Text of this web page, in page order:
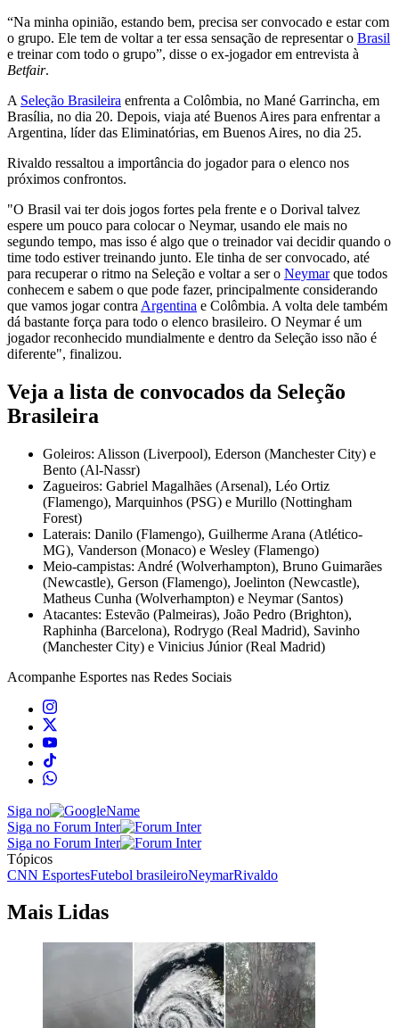
“Na minha opinião, estando bem, precisa ser convocado e estar com
o grupo. Ele tem de voltar a ter essa sensação de representar o Brasil
e treinar com todo o grupo”, disse o ex-jogador em entrevista à
Betfair.
A Seleção Brasileira enfrenta a Colômbia, no Mané Garrincha, em
Brasília, no dia 20. Depois, viaja até Buenos Aires para enfrentar a
Argentina, líder das Eliminatórias, em Buenos Aires, no dia 25.
Rivaldo ressaltou a importância do jogador para o elenco nos
próximos confrontos.
"O Brasil vai ter dois jogos fortes pela frente e o Dorival talvez
espere um pouco para colocar o Neymar, usando ele mais no
segundo tempo, mas isso é algo que o treinador vai decidir quando o
time todo estiver treinando junto. Ele tinha de ser convocado, até
para recuperar o ritmo na Seleção e voltar a ser o Neymarque todos
conhecem e sabem o que pode fazer, principalmente considerando
que vamos jogar contra Argentina e Colômbia. A volta dele também
dá bastante força para todo o elenco brasileiro. O Neymar é um
jogador reconhecido mundialmente e dentro da Seleção isso não é
diferente", finalizou.
Veja a lista de convocados da Seleção
Brasileira
Goleiros: Alisson (Liverpool), Ederson (Manchester City) e
Bento (Al-Nassr)
Zagueiros: Gabriel Magalhães (Arsenal), Léo Ortiz
(Flamengo), Marquinhos (PSG) e Murillo (Nottingham
Forest)
Laterais: Danilo (Flamengo), Guilherme Arana (Atlético-
MG), Vanderson (Monaco) e Wesley (Flamengo)
Meio-campistas: André (Wolverhampton), Bruno Guimarães
(Newcastle), Gerson (Flamengo), Joelinton (Newcastle),
Matheus Cunha (Wolverhampton) e Neymar (Santos)
Atacantes: Estevão (Palmeiras), João Pedro (Brighton),
Raphinha (Barcelona), Rodrygo (Real Madrid), Savinho
(Manchester City) e Vinicius Júnior (Real Madrid)
Acompanhe Esportes nas Redes Sociais
Siga no
Siga no Forum Inter
Siga no Forum Inter
Tópicos
CNN EsportesFutebol brasileiroNeymarRivaldo
Mais Lidas